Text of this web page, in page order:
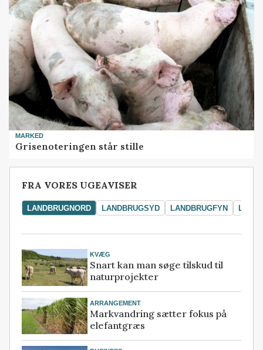
MARKED
Grisenoteringen står stille
FRA VORES UGEAVISER
LANDBRUGNORD LANDBRUGSYD LANDBRUGFYN
KVÆG
Snart kan man søge tilskud til
naturprojekter
ARRANGEMENT
Markvandring sætter fokus på
elefantgræs